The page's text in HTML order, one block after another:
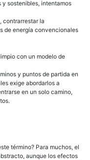
sostenibles, intentamos
contrarrestar la
de energía convencionales
con un modelo de
y puntos de partida en
exige abordarlos a
en un solo camino,
término? Para muchos, el
aunque los efectos